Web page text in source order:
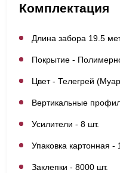
Комплектация
Длина забора 19.5
Покрытие -
Цвет - Телегрей
Вертикальные
Усилители - 8 шт.
Упаковка картонная -
Заклепки - 8000 шт.